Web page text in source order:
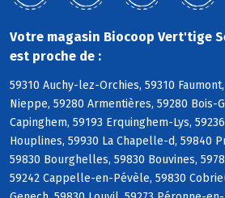
Votre magasin Biocoop Vert'tige
est proche de :
59310 Auchy-lez-Orchies, 59310
Nieppe, 59280 Armentières, 59280 Bois-
Capinghem, 59193 Erquinghem-Lys,
Houplines, 59930 La Chapelle-d, 59840
59830 Bourghelles, 59830 Bouvines,
59242 Cappelle-en-Pévèle, 59830